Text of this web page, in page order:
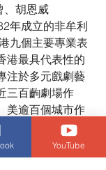
、胡恩威
年成立的非牟利
九個主要專業表
港最具代表性的
注於多元戲劇藝
三百齣劇場作
美逾百個城市作
來一直致力拓展
積極推動國際文
及文化政策研究
YouTube